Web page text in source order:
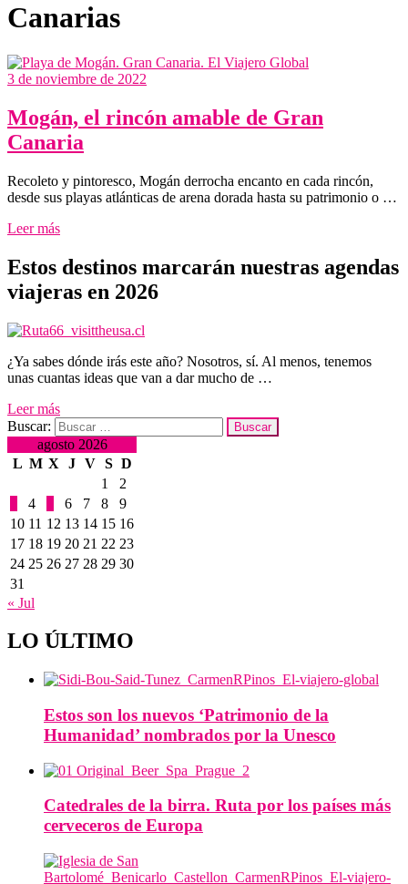
Canarias
3 de noviembre de 2022
Mogán, el rincón amable de Gran
Canaria
Recoleto y pintoresco, Mogán derrocha encanto en cada rincón,
desde sus playas atlánticas de arena dorada hasta su patrimonio o …
Leer más
Estos destinos marcarán nuestras agendas
viajeras en 2026
¿Ya sabes dónde irás este año? Nosotros, sí. Al menos, tenemos
unas cuantas ideas que van a dar mucho de …
Leer más
Buscar:
agosto 2026
L M X J V S D
1
2
4 6 7 8
9
10 11 12 13 14 15 16
17 18 19 20 21 22 23
24 25 26 27 28 29 30
31
« Jul
LO ÚLTIMO
Estos son los nuevos ‘Patrimonio de la
Humanidad’ nombrados por la Unesco
Catedrales de la birra. Ruta por los países más
cerveceros de Europa